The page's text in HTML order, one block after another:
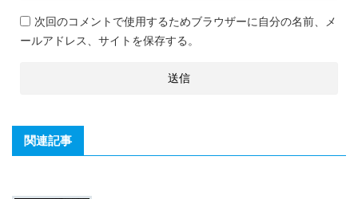
次回のコメントで使用するためブラウザーに自分の名前、メ
ールアドレス、サイトを保存する。
関連記事